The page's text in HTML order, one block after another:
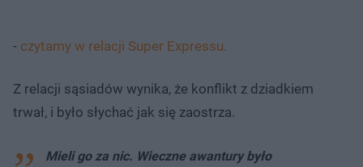
- czytamy w relacji Super Expressu.
Z relacji sąsiadów wynika, że konflikt z dziadkiem
trwał, i było słychać jak się zaostrza.
Mieli go za nic. Wieczne awantury było